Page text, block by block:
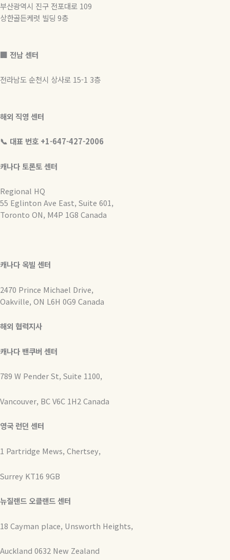
부산광역시 진구 전포대로 109
상한골든케럿 빌딩 9층
🏢 전남 센터
전라남도 순천시 상사로 15-1 3층
해외 직영 센터
📞 대표 번호 +1-647-427-2006
캐나다 토론토 센터
Regional HQ
55 Eglinton Ave East, Suite 601,
Toronto ON, M4P 1G8 Canada
캐나다 옥빌 센터
2470 Prince Michael Drive,
Oakville, ON L6H 0G9 Canada
해외 협력지사
캐나다 밴쿠버 센터
789 W Pender St, Suite 1100,
Vancouver, BC V6C 1H2 Canada
영국 런던 센터
1 Partridge Mews, Chertsey,
Surrey KT16 9GB
뉴질랜드 오클랜드 센터
18 Cayman place, Unsworth Heights,
Auckland 0632 New Zealand